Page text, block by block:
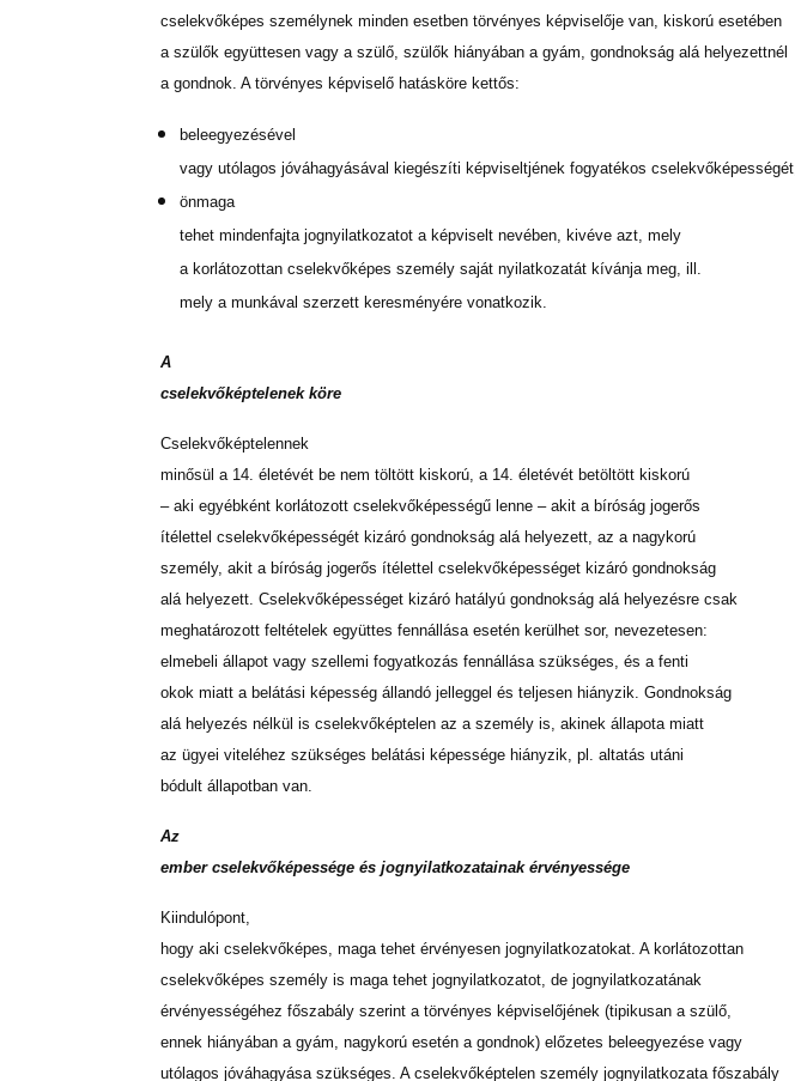
cselekvőképes személynek minden esetben törvényes képviselője van, kiskorú esetében
a szülők együttesen vagy a szülő, szülők hiányában a gyám, gondnokság alá helyezettnél
a gondnok. A törvényes képviselő hatásköre kettős:
beleegyezésével
vagy utólagos jóváhagyásával kiegészíti képviseltjének fogyatékos cselekvőképességét,
önmaga
tehet mindenfajta jognyilatkozatot a képviselt nevében, kivéve azt, mely
a korlátozottan cselekvőképes személy saját nyilatkozatát kívánja meg, ill.
mely a munkával szerzett keresményére vonatkozik.
A
cselekvőképtelenek köre
Cselekvőképtelennek
minősül a 14. életévét be nem töltött kiskorú, a 14. életévét betöltött kiskorú
– aki egyébként korlátozott cselekvőképességű lenne – akit a bíróság jogerős
ítélettel cselekvőképességét kizáró gondnokság alá helyezett, az a nagykorú
személy, akit a bíróság jogerős ítélettel cselekvőképességet kizáró gondnokság
alá helyezett. Cselekvőképességet kizáró hatályú gondnokság alá helyezésre csak
meghatározott feltételek együttes fennállása esetén kerülhet sor, nevezetesen:
elmebeli állapot vagy szellemi fogyatkozás fennállása szükséges, és a fenti
okok miatt a belátási képesség állandó jelleggel és teljesen hiányzik. Gondnokság
alá helyezés nélkül is cselekvőképtelen az a személy is, akinek állapota miatt
az ügyei viteléhez szükséges belátási képessége hiányzik, pl. altatás utáni
bódult állapotban van.
Az
ember cselekvőképessége és jognyilatkozatainak érvényessége
Kiindulópont,
hogy aki cselekvőképes, maga tehet érvényesen jognyilatkozatokat. A korlátozottan
cselekvőképes személy is maga tehet jognyilatkozatot, de jognyilatkozatának
érvényességéhez főszabály szerint a törvényes képviselőjének (tipikusan a szülő,
ennek hiányában a gyám, nagykorú esetén a gondnok) előzetes beleegyezése vagy
utólagos jóváhagyása szükséges. A cselekvőképtelen személy jognyilatkozata főszabály